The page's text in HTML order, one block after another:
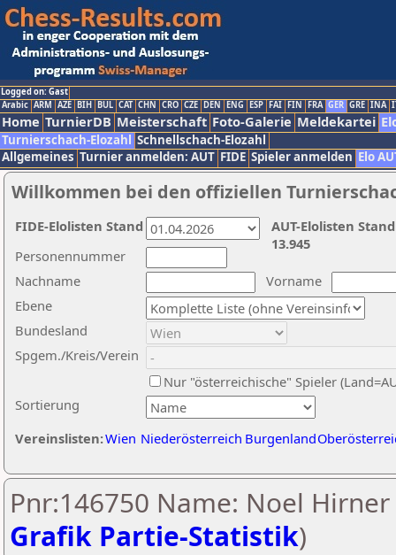
Logged on: Gast
Arabic ARM AZE BIH BUL CAT CHN CRO CZE DEN ENG ESP FAI FIN FRA GER GRE INA
Home TurnierDB Meisterschaft Foto-Galerie Meldekartei
Turnierschach-Elozahl Schnellschach-Elozahl
Allgemeines Turnier anmelden: AUT FIDE Spieler anmelden Elo
Willkommen bei den offiziellen
Nachname
Vorname
Ebene
Sortierung
Personennummer
Bundesland
Spgem./Kreis/Verein
Nur "österreichische" Spieler
Vereinslisten:Wien Niederösterreich Burgenland
AUT-Elolisten
13.945
FIDE-Elolisten Stand
Pnr:146750 Name: Noel Hirner
Grafik Partie-Statistik)